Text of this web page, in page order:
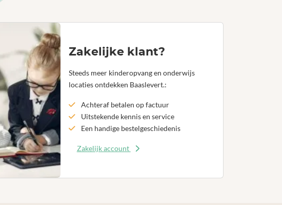
Zakelijke klant?
Steeds meer kinderopvang en onderwijs
locaties ontdekken Baaslevert.:
Achteraf betalen op factuur
Uitstekende kennis en service
Een handige bestelgeschiedenis
Zakelijk account